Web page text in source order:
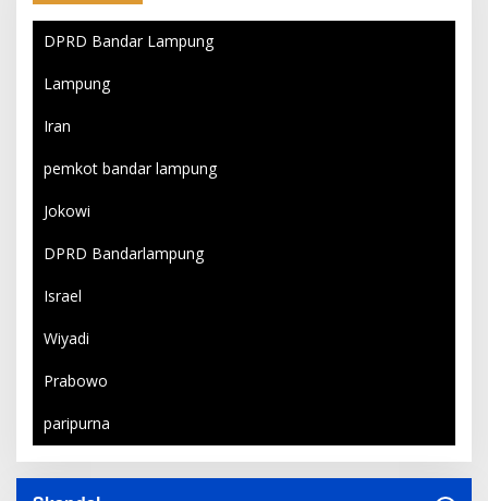
DPRD Bandar Lampung
Lampung
Iran
pemkot bandar lampung
Jokowi
DPRD Bandarlampung
Israel
Wiyadi
Prabowo
paripurna